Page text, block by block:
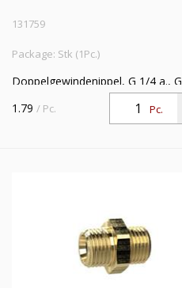
131759
Package: Stk (1Pc.)
Doppelgewindenippel, G 1/4 a.,
SW 19, Messing, Arbeitsdruck
bar, Betriebstemp. max. 150 °C
Pc.
1.79 / Pc.